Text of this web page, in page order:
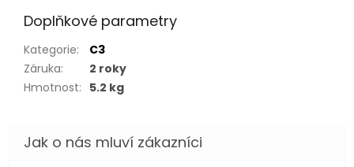
Doplňkové parametry
Kategorie:
C3
Záruka:
2 roky
Hmotnost: 5.2 kg